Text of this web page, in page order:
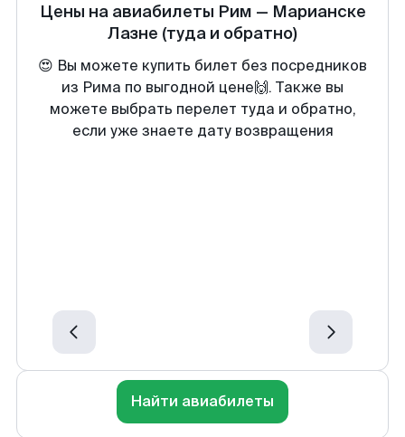
Цены на авиабилеты Рим — Марианске
Лазне (туда и обратно)
😍 Вы можете купить билет без посредников
из Рима по выгодной цене🙌. Также вы
можете выбрать перелет туда и обратно,
если уже знаете дату возвращения
Найти авиабилеты